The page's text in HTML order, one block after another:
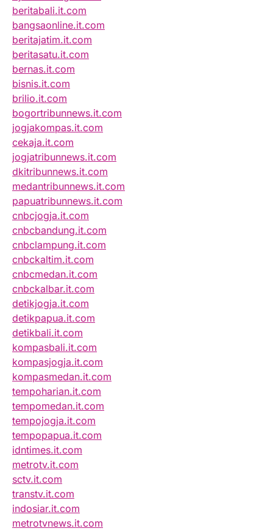
beritabali.it.com
bangsaonline.it.com
beritajatim.it.com
beritasatu.it.com
bernas.it.com
bisnis.it.com
brilio.it.com
bogortribunnews.it.com
jogjakompas.it.com
cekaja.it.com
jogjatribunnews.it.com
dkitribunnews.it.com
medantribunnews.it.com
papuatribunnews.it.com
cnbcjogja.it.com
cnbcbandung.it.com
cnbclampung.it.com
cnbckaltim.it.com
cnbcmedan.it.com
cnbckalbar.it.com
detikjogja.it.com
detikpapua.it.com
detikbali.it.com
kompasbali.it.com
kompasjogja.it.com
kompasmedan.it.com
tempoharian.it.com
tempomedan.it.com
tempojogja.it.com
tempopapua.it.com
idntimes.it.com
metrotv.it.com
sctv.it.com
transtv.it.com
indosiar.it.com
metrotvnews.it.com